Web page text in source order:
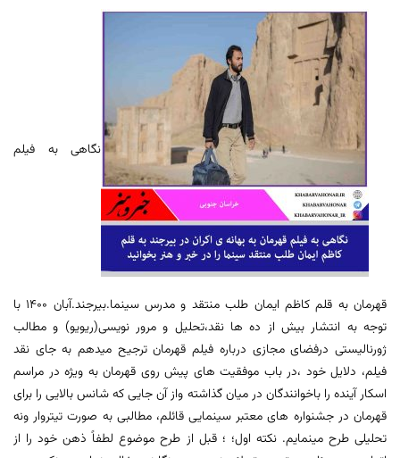
نگاهی به فیلم
قهرمان به قلم کاظم ایمان طلب منتقد و مدرس سینما.بیرجند.آبان ۱۴۰۰ با
توجه به انتشار بیش از ده ها نقد،تحلیل و مرور نویسی(ریویو) و مطالب
ژورنالیستی درفضای مجازی درباره فیلم قهرمان ترجیح میدهم به جای نقد
فیلم، دلایل خود ،در باب موفقیت های پیش روی قهرمان به ویژه در مراسم
اسکار آینده را باخوانندگان در میان گذاشته واز آن جایی که شانس بالایی را برای
قهرمان در جشنواره های معتبر سینمایی قائلم، مطالبی به صورت تیتروار ونه
تحلیلی طرح مینمایم. نکته اول؛ ؛ قبل از طرح موضوع لطفاً ذهن خود را از